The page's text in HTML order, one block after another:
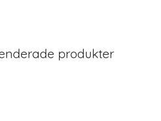
produkter